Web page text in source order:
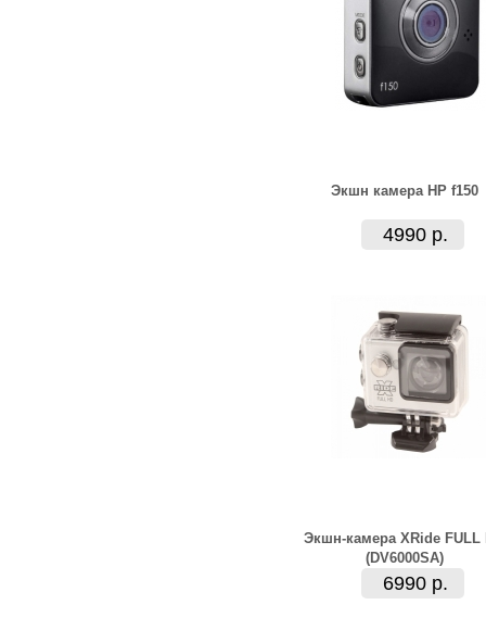
Экшн камера HP f150
4990 р.
Экшн-камера XRide FULL
(DV6000SA)
6990 р.